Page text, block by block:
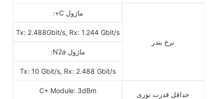
نرخ بندر
ماژول C+:
Tx: 2.488Gbit/s, Rx: 1.244 Gbit/s
ماژول N2a:
Tx: 10 Gbit/s, Rx: 2.488 Gbit/s
حداقل قدرت نوری
C+ Module: 3dBm